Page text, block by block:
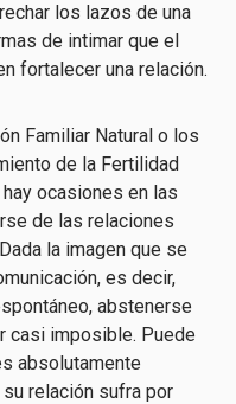
los lazos de una
de intimar que el
fortalecer una relación.
Familiar Natural o los
de la Fertilidad
ocasiones en las
de las relaciones
la imagen que se
es decir,
abstenerse
casi imposible. Puede
absolutamente
relación sufra por